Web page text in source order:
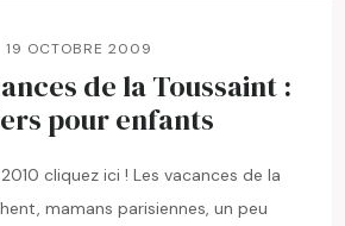
19 OCTOBRE 2009
de la Toussaint :
pour enfants
cliquez ici ! Les vacances de la
mamans parisiennes, un peu